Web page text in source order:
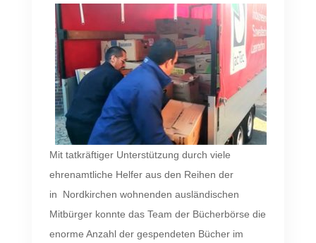
Mit tatkräftiger Unterstützung durch viele
ehrenamtliche Helfer aus den Reihen der
in Nordkirchen wohnenden ausländischen
Mitbürger konnte das Team der Bücherbörse die
enorme Anzahl der gespendeten Bücher im